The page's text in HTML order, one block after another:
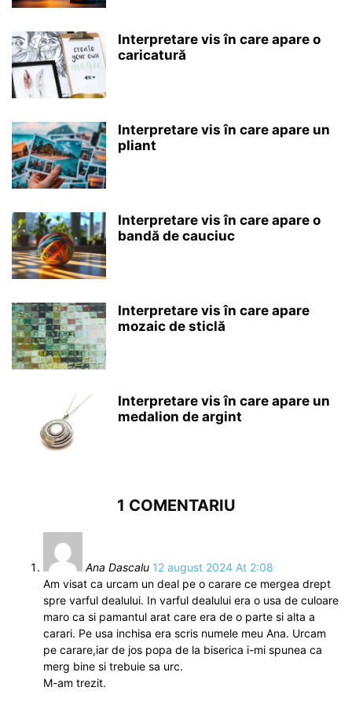
Interpretare vis în care apare o
caricatură
Interpretare vis în care apare un
pliant
Interpretare vis în care apare o
bandă de cauciuc
Interpretare vis în care apare
mozaic de sticlă
Interpretare vis în care apare un
medalion de argint
1 COMENTARIU
Ana Dascalu 12 august 2024 At 2:08
Am visat ca urcam un deal pe o carare ce mergea drept
spre varful dealului. In varful dealului era o usa de culoare
maro ca si pamantul arat care era de o parte si alta a
carari. Pe usa inchisa era scris numele meu Ana. Urcam
pe carare,iar de jos popa de la biserica i-mi spunea ca
merg bine si trebuie sa urc.
M-am trezit.